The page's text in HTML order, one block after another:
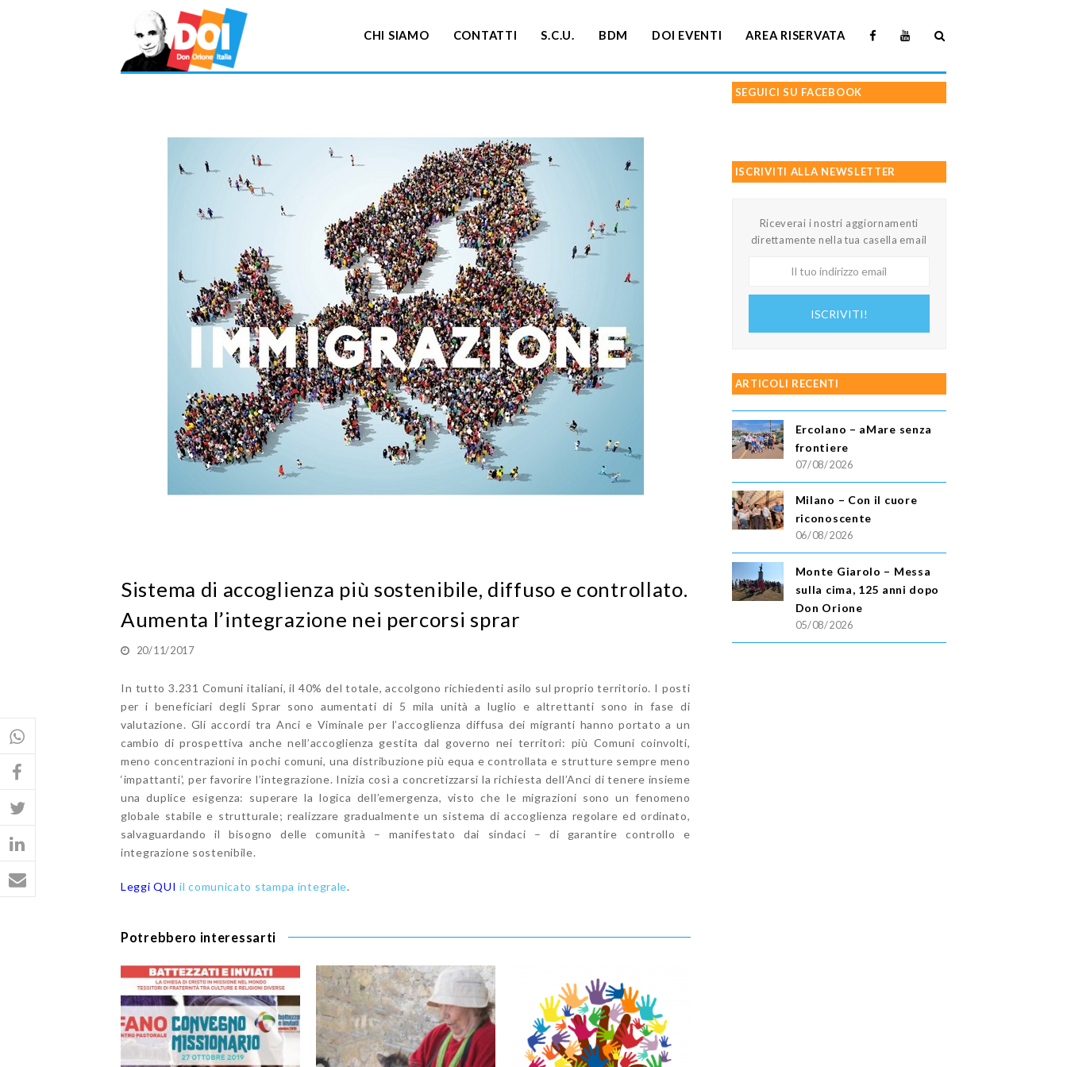
CHI SIAMO CONTATTI S.C.U. BDM DOI EVENTI AREA RISERVATA
Sistema di accoglienza più sostenibile, diffuso e controllato.
Aumenta l’integrazione nei percorsi sprar
20/11/2017
In tutto 3.231 Comuni italiani, il 40% del totale, accolgono richiedenti asilo sul proprio territorio. I posti
per i beneficiari degli Sprar sono aumentati di 5 mila unità a luglio e altrettanti sono in fase di
valutazione. Gli accordi tra Anci e Viminale per l’accoglienza diffusa dei migranti hanno portato a un
cambio di prospettiva anche nell’accoglienza gestita dal governo nei territori: più Comuni coinvolti,
meno concentrazioni in pochi comuni, una distribuzione più equa e controllata e strutture sempre meno
‘impattanti’, per favorire l’integrazione. Inizia così a concretizzarsi la richiesta dell’Anci di tenere insieme
una duplice esigenza: superare la logica dell’emergenza, visto che le migrazioni sono un fenomeno
globale stabile e strutturale; realizzare gradualmente un sistema di accoglienza regolare ed ordinato,
salvaguardando il bisogno delle comunità – manifestato dai sindaci – di garantire controllo e
integrazione sostenibile.
Leggi QUI il comunicato stampa integrale.
Potrebbero interessarti
SEGUICI SU FACEBOOK
ISCRIVITI ALLA NEWSLETTER
Riceverai i nostri aggiornamenti
direttamente nella tua casella email
ISCRIVITI!
ARTICOLI RECENTI
Ercolano – aMare senza
frontiere
07/08/2026
Milano – Con il cuore
riconoscente
06/08/2026
Monte Giarolo – Messa
sulla cima, 125 anni dopo
Don Orione
05/08/2026